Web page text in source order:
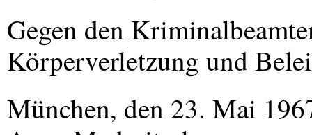
Gegen den
Körperverletzung und
München, den 23. Mai